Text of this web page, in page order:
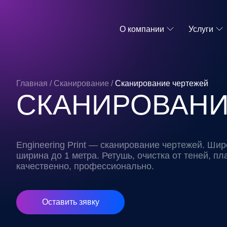
О компании Услуги
Главная / Сканирование /Сканирование чертежей
Engineering Print — сканирование чертежей.
ширина до 1 метра. Ретушь, очистка от теней,
качественно, профессионально.
Оставить зявку